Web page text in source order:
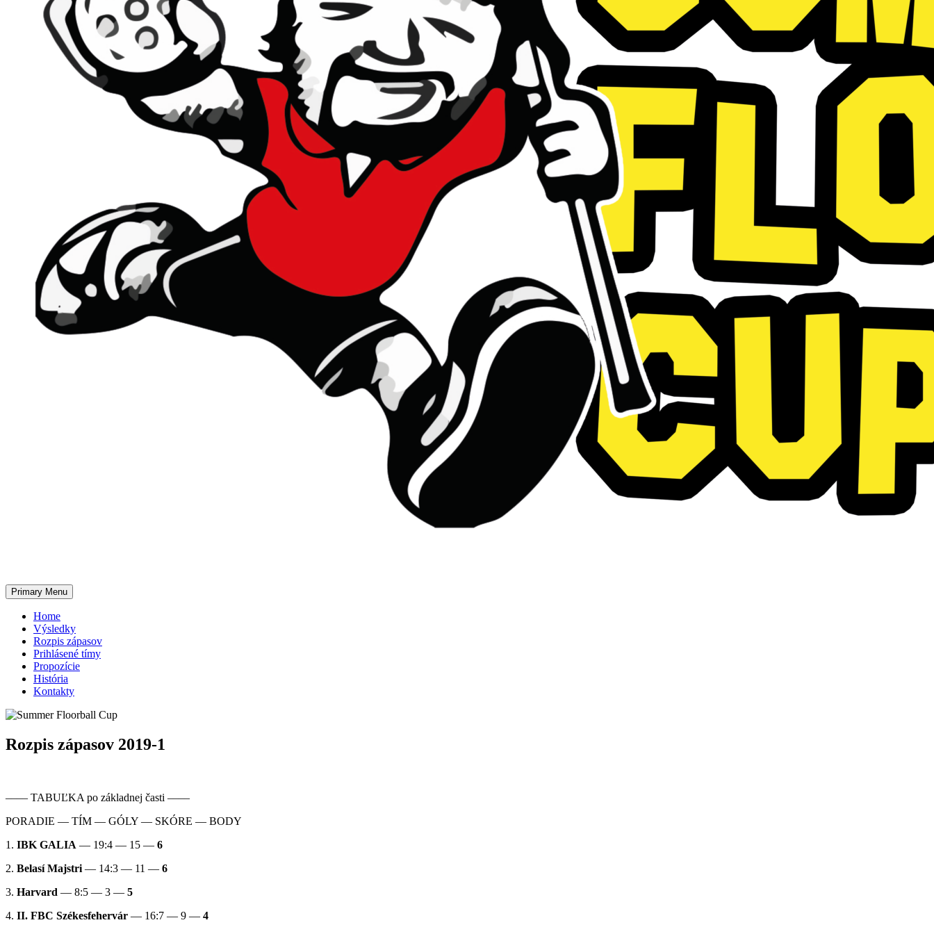
Primary Menu
Home
Výsledky
Rozpis zápasov
Prihlásené tímy
Propozície
História
Kontakty
Rozpis zápasov 2019-1
–––– TABUĽKA po základnej časti ––––
PORADIE — TÍM — GÓLY — SKÓRE — BODY
1. IBK GALIA — 19:4 — 15 — 6
2. Belasí Majstri — 14:3 — 11 — 6
3. Harvard — 8:5 — 3 — 5
4. II. FBC Székesfehervár — 16:7 — 9 — 4